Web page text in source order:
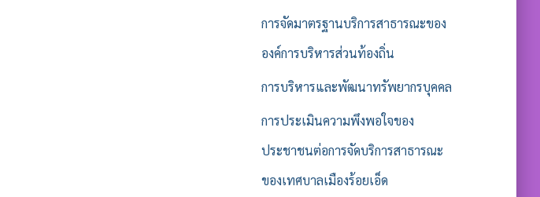
การจัดมาตรฐานบริการสาธารณะของ
องค์การบริหารส่วนท้องถิ่น
การบริหารและพัฒนาทรัพยากรบุคคล
การประเมินความพึงพอใจของ
ประชาชนต่อการจัดบริการสาธารณะ
ของเทศบาลเมืองร้อยเอ็ด